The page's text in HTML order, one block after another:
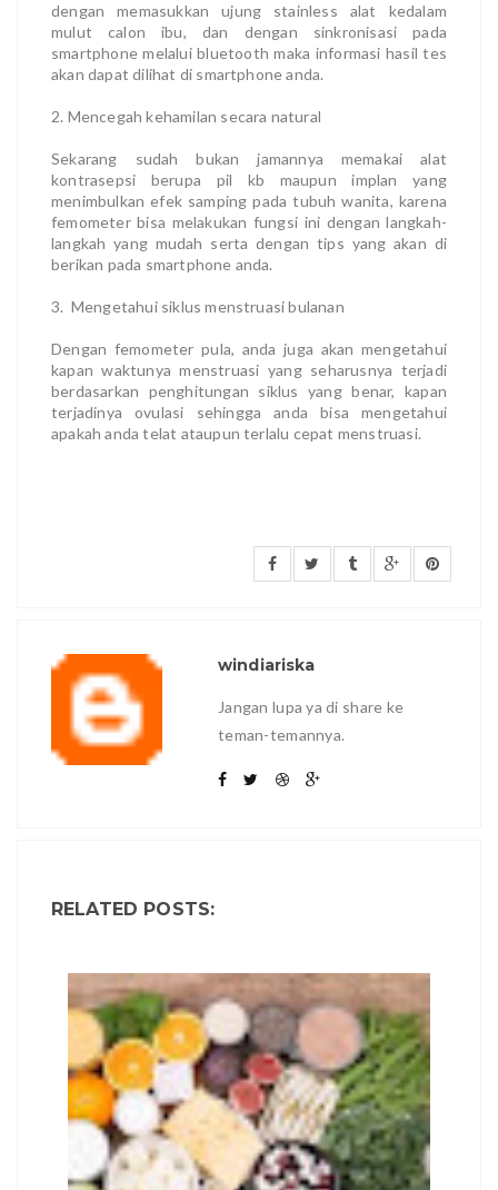
dengan memasukkan ujung stainless alat kedalam
mulut calon ibu, dan dengan sinkronisasi pada
smartphone melalui bluetooth maka informasi hasil tes
akan dapat dilihat di smartphone anda.
2. Mencegah kehamilan secara natural
Sekarang sudah bukan jamannya memakai alat
kontrasepsi berupa pil kb maupun implan yang
menimbulkan efek samping pada tubuh wanita, karena
femometer bisa melakukan fungsi ini dengan langkah-
langkah yang mudah serta dengan tips yang akan di
berikan pada smartphone anda.
3. Mengetahui siklus menstruasi bulanan
Dengan femometer pula, anda juga akan mengetahui
kapan waktunya menstruasi yang seharusnya terjadi
berdasarkan penghitungan siklus yang benar, kapan
terjadinya ovulasi sehingga anda bisa mengetahui
apakah anda telat ataupun terlalu cepat menstruasi.
windiariska
Jangan lupa ya di share ke
teman-temannya.
RELATED POSTS: